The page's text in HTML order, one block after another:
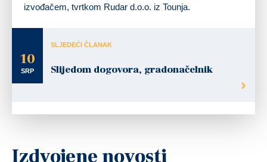
izvođačem, tvrtkom Rudar d.o.o. iz Tounja.
10
SRP
SLJEDEĆI ČLANAK
Slijedom dogovora, gradonačelnik
Izdvojene novosti